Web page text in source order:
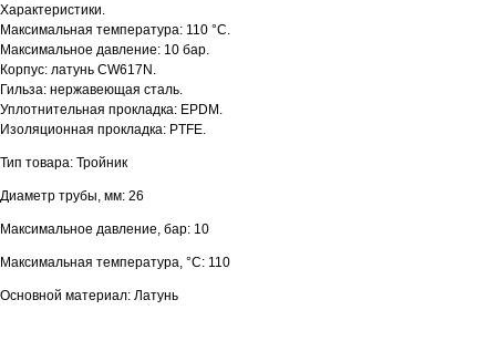
Характеристики.
Максимальная температура: 110 °С.
Максимальное давление: 10 бар.
Корпус: латунь CW617N.
Гильза: нержавеющая сталь.
Уплотнительная прокладка: EPDM.
Изоляционная прокладка: PTFE.
Тип товара: Тройник
Диаметр трубы, мм: 26
Максимальное давление, бар: 10
Максимальная температура, °С: 110
Основной материал: Латунь